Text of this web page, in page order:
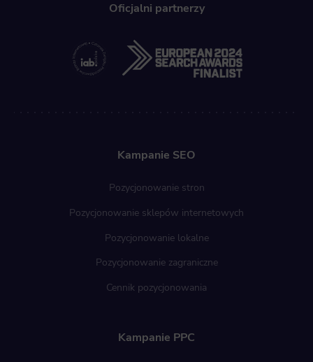
Oficjalni partnerzy
Kampanie SEO
Pozycjonowanie stron
Pozycjonowanie sklepów internetowych
Pozycjonowanie lokalne
Pozycjonowanie zagraniczne
Cennik pozycjonowania
Kampanie PPC